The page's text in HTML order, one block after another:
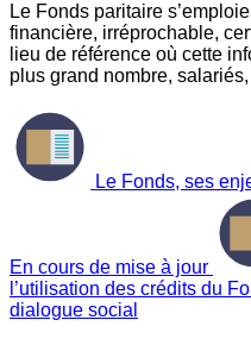
Le Fonds paritaire
financière, irréprochable,
lieu de référence où cette
plus grand nombre,
Le Fonds, ses
En cours de mise à jour
l’utilisation des crédits du
dialogue social